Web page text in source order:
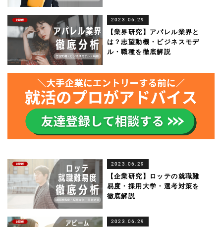
2023.06.29
【業界研究】アパレル業界と
は？志望動機・ビジネスモデ
ル・職種を徹底解説
2023.06.29
【企業研究】ロッテの就職難
易度・採用大学・選考対策を
徹底解説
2023.06.29